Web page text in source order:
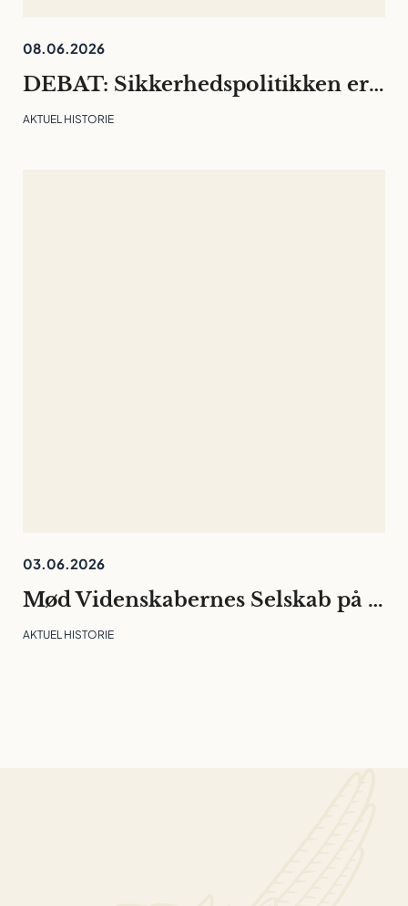
08.06.2026
DEBAT: Sikkerhedspolitikken er rykket ind på universiteterne. Det må ikke kvæle den fri og langsigtede forskning
AKTUEL HISTORIE
03.06.2026
Mød Videnskabernes Selskab på Folkemødet
AKTUEL HISTORIE